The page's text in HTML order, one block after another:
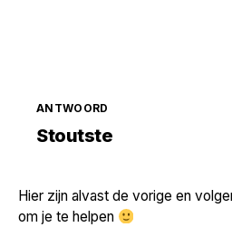
ANTWOORD
Stoutste
Hier zijn alvast de vorige en
om je te helpen